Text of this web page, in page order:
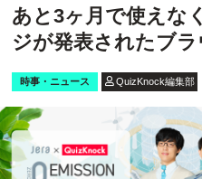
あと3ヶ月で使えな
ジが発表されたブラ
時事・ニュース QuizKnock編集部